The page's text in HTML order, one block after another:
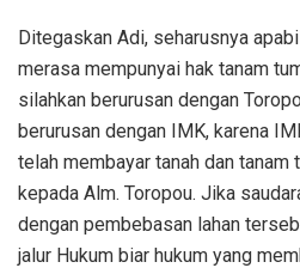
Ditegaskan Adi, seharusnya
merasa mempunyai hak tanam
silahkan berurusan dengan
berurusan dengan IMK, karena
telah membayar tanah dan
kepada Alm. Toropou. Jika
dengan pembebasan lahan
jalur Hukum biar hukum yang